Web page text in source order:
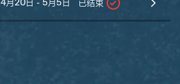
4月20日 - 5月5日 已结束